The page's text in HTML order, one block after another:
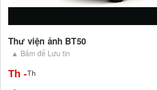
Thư viện ảnh BT50
▲ Bấm để Lưu tin
Th -Th